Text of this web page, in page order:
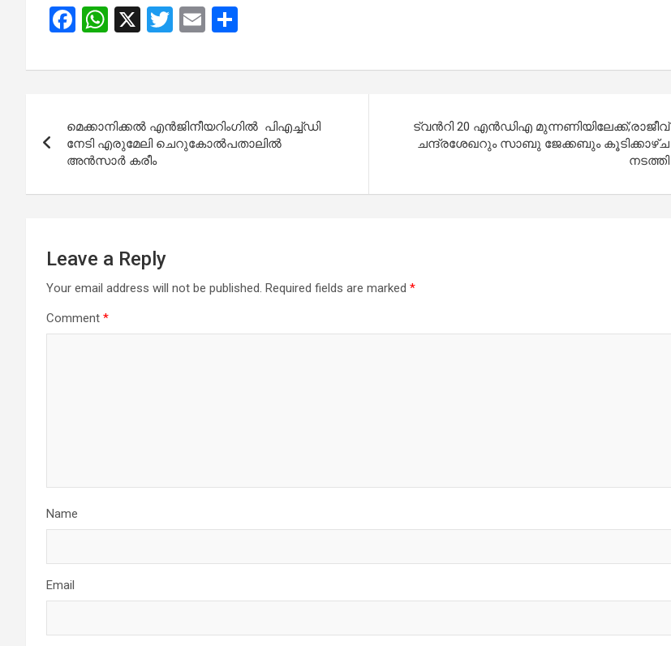
F
ce
o
o
k
W
at
A
p
p
X
T
tt
E
ail ar
navigation
മെക്കാനിക്കൽ എൻജിനീയറിംഗിൽ പിഎച്ച്ഡി
നേടി എരുമേലി ചെറുകോൽപതാലിൽ
അൻസാർ കരീം
ട്വന്‍റി 20 എൻഡിഎ മുന്നണിയിലേക്ക്;രാജീവ്
ചന്ദ്രശേഖറും സാബു ജേക്കബും കൂടിക്കാഴ്ച
നടത്തി
Leave a Reply
Your email address will not be published. Required fields are marked *
Comment *
Name
Email